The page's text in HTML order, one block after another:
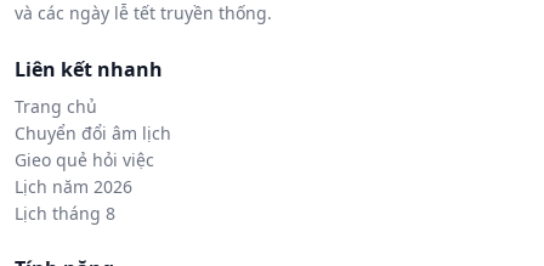
và các ngày lễ tết truyền thống.
Liên kết nhanh
Trang chủ
Chuyển đổi âm lịch
Gieo quẻ hỏi việc
Lịch năm 2026
Lịch tháng 8